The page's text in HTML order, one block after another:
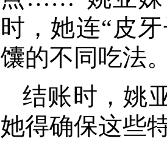
时，她连“皮
馕的不同吃法
结账时，姚
她得确保这些